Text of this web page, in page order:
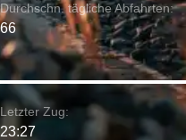
Durchschn. tägliche Abfahrten:
66
Letzter Zug:
23:27